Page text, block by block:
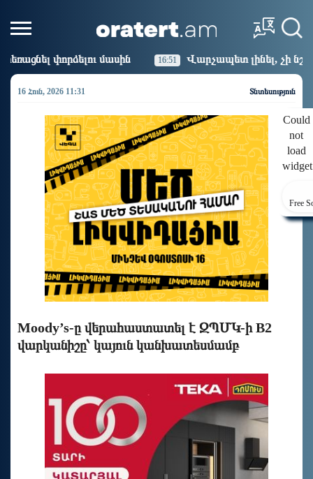
16:51 Վարչապետ լինել, չի նշանակում ինչ ուզել անել
16 Հուն, 2026 11:31 Տնտեսություն
Could
not
load
Free
Moody’s-ը վերահաստատել է ԶՊՄԿ-ի B2
վարկանիշը՝ կայուն կանխատեսմամբ